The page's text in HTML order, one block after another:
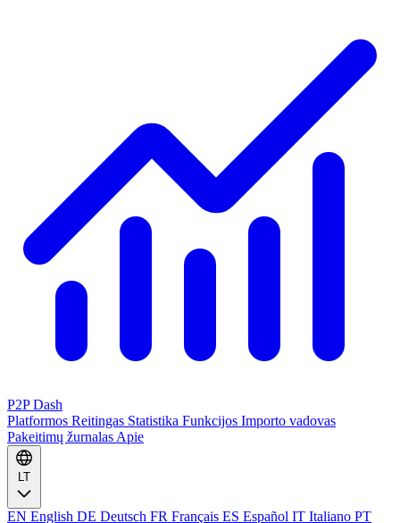
P2P Dash
Platformos Reitingas Statistika Funkcijos Importo vadovas
Pakeitimų žurnalas Apie
LT
EN English DE Deutsch FR Français ES Español IT Italiano PT